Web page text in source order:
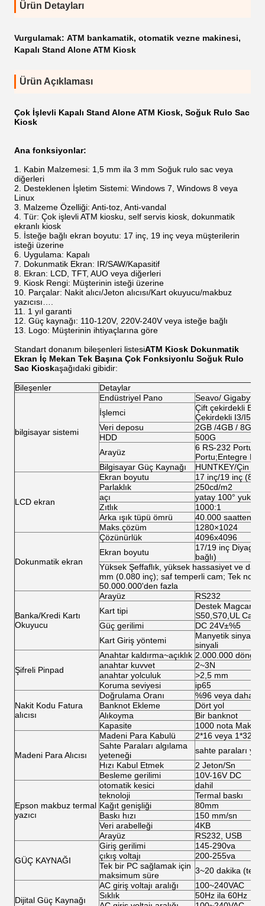
Ürün Detayları
Vurgulamak: ATM bankamatik, otomatik vezne makinesi,
Kapalı Stand Alone ATM Kiosk
Ürün Açıklaması
Çok İşlevli Kapalı Stand Alone ATM Kiosk, Soğuk Rulo Sac
Kiosk
Ana fonksiyonlar:
Kabin Malzemesi: 1,5 mm ila 3 mm Soğuk rulo sac veya
diğerleri
Desteklenen İşletim Sistemi: Windows 7, Windows 8 veya
Linux
Malzeme Özelliği: Anti-toz, Anti-vandal
Tür: Çok işlevli ATM kiosku, self servis kiosk, dokunmatik
ekranlı kiosk
İsteğe bağlı ekran boyutu: 17 inç, 19 inç veya müşterilerin
isteği üzerine
Uygulama: Kapalı
Dokunmatik Ekran: IR/SAW/Kapasitif
Ekran: LCD, TFT, AUO veya diğerleri
Kiosk Rengi: Müşterinin isteği üzerine
Parçalar: Nakit alıcı/Jeton alıcısı/Kart okuyucu/makbuz
yazıcısı….
1 yıl garanti
Güç kaynağı: 110-120V, 220V-240V veya isteğe bağlı
Logo: Müşterinin ihtiyaçlarına göre
Standart donanım bileşenleri listesiATM Kiosk Dokunmatik
Ekran İç Mekan Tek Başına Çok Fonksiyonlu Soğuk Rulo
Sac Kioskaşağıdaki gibidir:
Bileşenler Detaylar
bilgisayar sistemi
Endüstriyel Pano
Seavo/ Gigabyte/
İşlemci
Çift çekirdekli
Çekirdekli I3/I5/I7
Veri deposu
2GB /4GB / 8GB
HDD
500G
Arayüz
6 RS-232 Portu;1
Portu;Entegre Net
Bilgisayar Güç Kaynağı
HUNTKEY/Çin
LCD ekran
Ekran boyutu
17 inç/19 inç (8
Parlaklık
250cd/m2
açı
yatay 100°
Zıtlık
1000:1
Arka ışık tüpü ömrü
40.000 saatten
Maks.çözüm
1280×1024
Dokunmatik ekran
Çözünürlük
4096x4096
Ekran boyutu
17/19 inç
bağlı)
Yüksek Şeffaflık, yüksek hassasiyet ve
mm (0.080 inç); saf temperli cam; Tek
50.000.000'den fazla
Banka/Kredi Kartı
Okuyucu
Arayüz
RS232
Kart tipi
Destek Magcard,
S50,S70,UL Card
Güç gerilimi
DC 24V±%5
Kart Giriş yöntemi
Manyetik sinyal,
sinyali
Şifreli Pinpad
Anahtar kaldırma~açıklık 2.000.000 döngü
anahtar kuvvet
2~3N
anahtar yolculuk
>2,5 mm
Koruma seviyesi
ip65
Nakit Kodu Fatura
alıcısı
Doğrulama Oranı
%96 veya daha
Banknot Ekleme
Dört yol
Alıkoyma
Bir banknot
Kapasite
1000 nota Maks
Madeni Para Alıcısı
Madeni Para Kabulü
2*16 veya 1*32
Sahte Paraları algılama
yeteneği
sahte paraları
Hızı Kabul Etmek
2 Jeton/Sn
Besleme gerilimi
10V-16V DC
Epson makbuz termal
yazıcı
otomatik kesici
dahil
teknoloji
Termal baskı
Kağıt genişliği
80mm
Baskı hızı
150 mm/sn
Veri arabelleği
4KB
Arayüz
RS232, USB
GÜÇ KAYNAĞI
Giriş gerilimi
145-290va
çıkış voltajı
200-255va
Tek bir PC sağlamak için
maksimum süre
3~20 dakika (tek
Dijital Güç Kaynağı
AC giriş voltajı aralığı
100~240VAC
Sıklık
50Hz ila 60Hz